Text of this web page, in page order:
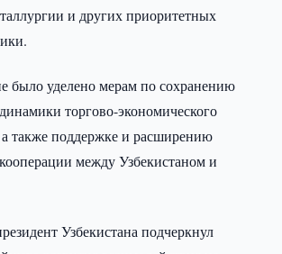
и других приоритетных
было уделено мерам по сохранению
торгово-экономического
а также поддержке и расширению
между Узбекистаном и
Узбекистана подчеркнул